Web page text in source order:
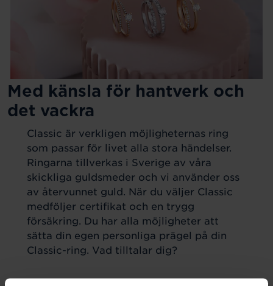
Med känsla för hantverk och
det vackra
Classic är verkligen möjligheternas ring
som passar för livet alla stora händelser.
Ringarna tillverkas i Sverige av våra
skickliga guldsmeder och vi använder oss
av återvunnet guld. När du väljer Classic
medföljer certifikat och en trygg
försäkring. Du har alla möjligheter att
sätta din egen personliga prägel på din
Classic-ring. Vad tilltalar dig?